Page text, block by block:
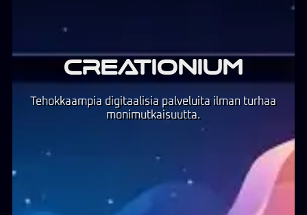
CREATIONIUM
Tehokkaampia digitaalisia palveluita ilman turhaa
monimutkaisuutta.